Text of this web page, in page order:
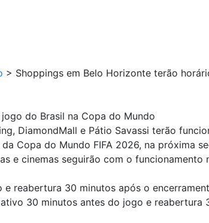
> Shoppings em Belo Horizonte terão
do Brasil na Copa do Mundo
DiamondMall e Pátio Savassi terão
Copa do Mundo FIFA 2026, na próxima
e cinemas seguirão com o funcionamento
reabertura 30 minutos após o
30 minutos antes do jogo e reabertura